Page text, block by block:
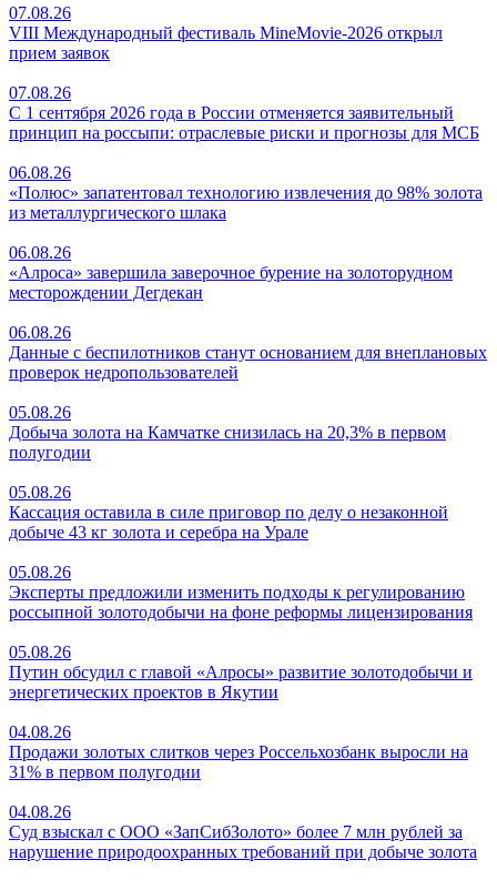
07.08.26
VIII Международный фестиваль MineMovie-2026 открыл
прием заявок
07.08.26
С 1 сентября 2026 года в России отменяется заявительный
принцип на россыпи: отраслевые риски и прогнозы для МСБ
06.08.26
«Полюс» запатентовал технологию извлечения до 98% золота
из металлургического шлака
06.08.26
«Алроса» завершила заверочное бурение на золоторудном
месторождении Дегдекан
06.08.26
Данные с беспилотников станут основанием для внеплановых
проверок недропользователей
05.08.26
Добыча золота на Камчатке снизилась на 20,3% в первом
полугодии
05.08.26
Кассация оставила в силе приговор по делу о незаконной
добыче 43 кг золота и серебра на Урале
05.08.26
Эксперты предложили изменить подходы к регулированию
россыпной золотодобычи на фоне реформы лицензирования
05.08.26
Путин обсудил с главой «Алросы» развитие золотодобычи и
энергетических проектов в Якутии
04.08.26
Продажи золотых слитков через Россельхозбанк выросли на
31% в первом полугодии
04.08.26
Суд взыскал с ООО «ЗапСибЗолото» более 7 млн рублей за
нарушение природоохранных требований при добыче золота